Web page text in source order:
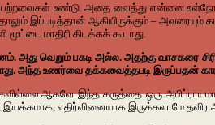
பெற்றவைகள் உண்டு. அதை வைத்து என்னை
இப்படித்தான் ஆகியிருக்கும் – அவரையும்
மாதிரி கிடக்கக் கூடாது.
அது வெறும் பகடி அல்ல. அதற்கு வாசகரை
அந்த உணர்வை தக்கவைத்தபடி
இந்த கருத்தை ஒரு
இயக்கமாக, எதிர்வினையாக இருக்கலாமே